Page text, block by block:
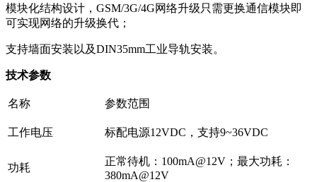
模块化结构设计，GSM/3G/4G网络升级只需更换通信模块即
可实现网络的升级换代；
支持墙面安装以及DIN35mm工业导轨安装。
技术参数
名称 参数范围
工作电压 标配电源12VDC，支持9~36VDC
功耗
正常待机：100mA@12V；最大功耗：
380mA@12V